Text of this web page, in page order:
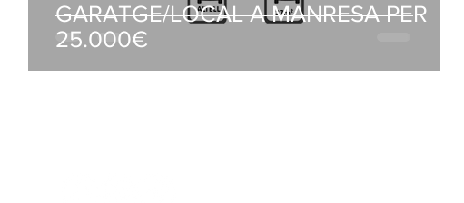
GARATGE/LOCAL A MANRESA PER
25.000€